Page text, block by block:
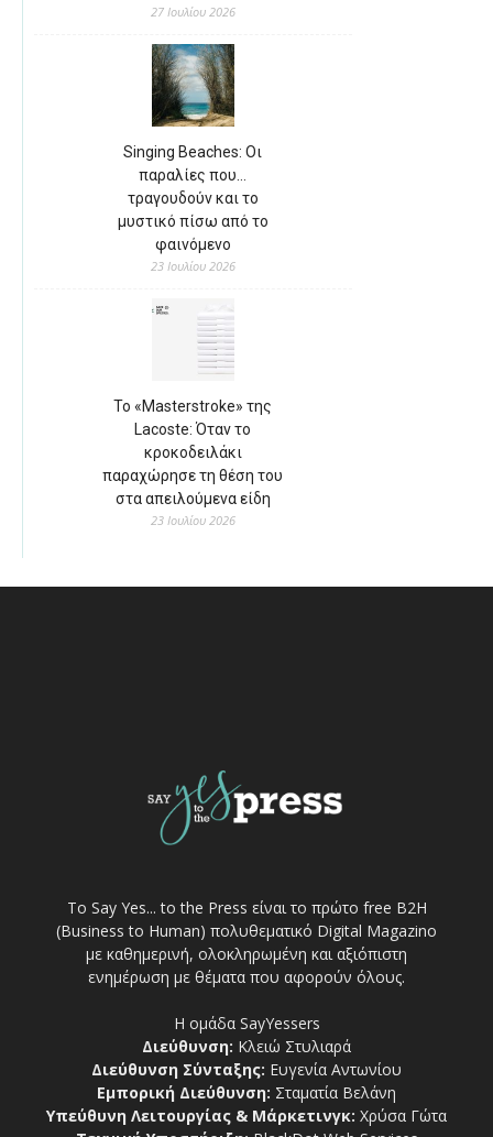
27 Ιουλίου 2026
Singing Beaches: Οι
παραλίες που…
τραγουδούν και το
μυστικό πίσω από το
φαινόμενο
23 Ιουλίου 2026
Το «Masterstroke» της
Lacoste: Όταν το
κροκοδειλάκι
παραχώρησε τη θέση του
στα απειλούμενα είδη
23 Ιουλίου 2026
Το Say Yes... to the Press είναι το πρώτο free Β2Η
(Business to Human) πολυθεματικό Digital Magazino
με καθημερινή, ολοκληρωμένη και αξιόπιστη
ενημέρωση με θέματα που αφορούν όλους.
Η ομάδα SayYessers
Διεύθυνση: Κλειώ Στυλιαρά
Διεύθυνση Σύνταξης: Ευγενία Αντωνίου
Εμπορική Διεύθυνση: Σταματία Βελάνη
Υπεύθυνη Λειτουργίας & Μάρκετινγκ: Χρύσα Γώτα